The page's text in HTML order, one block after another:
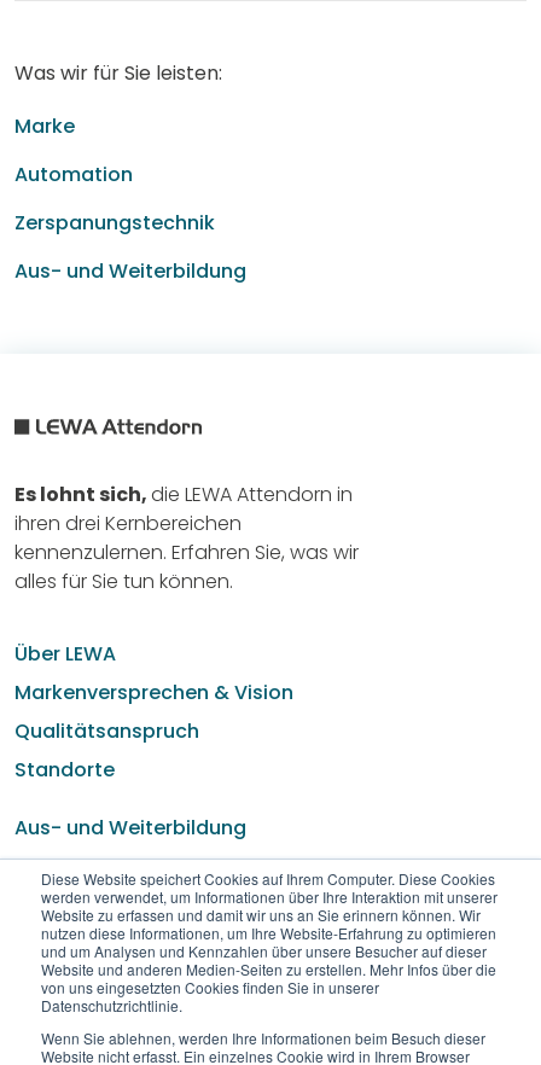
Diese Website speichert Cookies auf Ihrem Computer. Diese Cookies
werden verwendet, um Informationen über Ihre Interaktion mit unserer
Website zu erfassen und damit wir uns an Sie erinnern können. Wir
nutzen diese Informationen, um Ihre Website-Erfahrung zu optimieren
und um Analysen und Kennzahlen über unsere Besucher auf dieser
Website und anderen Medien-Seiten zu erstellen. Mehr Infos über die
von uns eingesetzten Cookies finden Sie in unserer
Datenschutzrichtlinie.
Wenn Sie ablehnen, werden Ihre Informationen beim Besuch dieser
Website nicht erfasst. Ein einzelnes Cookie wird in Ihrem Browser
Was wir für Sie leisten:
Marke
Automation
Zerspanungstechnik
Aus- und Weiterbildung
Es lohnt sich,die LEWA Attendorn in
ihren drei Kernbereichen
kennenzulernen. Erfahren Sie, was wir
alles für Sie tun können.
Über LEWA
Markenversprechen & Vision
Qualitätsanspruch
Standorte
Aus- und Weiterbildung
Team
Historie
Facebook LinkedIn YouTube